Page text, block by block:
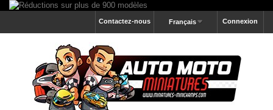
Connexion
Français
Contactez-nous